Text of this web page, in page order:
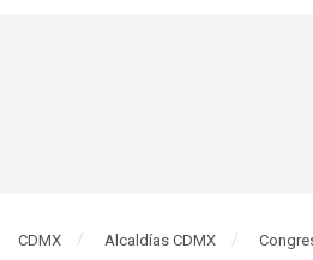
CDMX Alcaldías CDMX